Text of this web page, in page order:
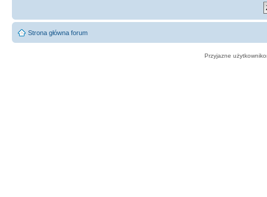
Strona główna forum
Przyjazne